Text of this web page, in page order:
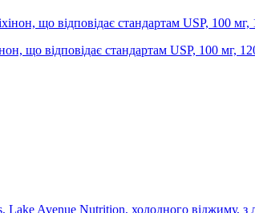
що відповідає стандартам USP, 100 мг,